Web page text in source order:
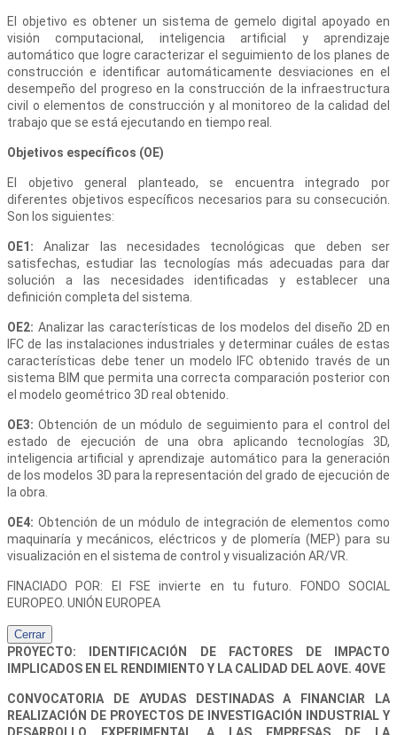
El objetivo es obtener un sistema de gemelo digital apoyado en
visión computacional, inteligencia artificial y aprendizaje
automático que logre caracterizar el seguimiento de los planes de
construcción e identificar automáticamente desviaciones en el
desempeño del progreso en la construcción de la infraestructura
civil o elementos de construcción y al monitoreo de la calidad del
trabajo que se está ejecutando en tiempo real.
Objetivos específicos (OE)
El objetivo general planteado, se encuentra integrado por
diferentes objetivos específicos necesarios para su consecución.
Son los siguientes:
OE1: Analizar las necesidades tecnológicas que deben ser
satisfechas, estudiar las tecnologías más adecuadas para dar
solución a las necesidades identificadas y establecer una
definición completa del sistema.
OE2: Analizar las características de los modelos del diseño 2D en
IFC de las instalaciones industriales y determinar cuáles de estas
características debe tener un modelo IFC obtenido través de un
sistema BIM que permita una correcta comparación posterior con
el modelo geométrico 3D real obtenido.
OE3: Obtención de un módulo de seguimiento para el control del
estado de ejecución de una obra aplicando tecnologías 3D,
inteligencia artificial y aprendizaje automático para la generación
de los modelos 3D para la representación del grado de ejecución de
la obra.
OE4: Obtención de un módulo de integración de elementos como
maquinaría y mecánicos, eléctricos y de plomería (MEP) para su
visualización en el sistema de control y visualización AR/VR.
FINACIADO POR: El FSE invierte en tu futuro. FONDO SOCIAL
EUROPEO. UNIÓN EUROPEA
Cerrar
PROYECTO: IDENTIFICACIÓN DE FACTORES DE IMPACTO
IMPLICADOS EN EL RENDIMIENTO Y LA CALIDAD DEL AOVE. 4OVE
CONVOCATORIA DE AYUDAS DESTINADAS A FINANCIAR LA
REALIZACIÓN DE PROYECTOS DE INVESTIGACIÓN INDUSTRIAL Y